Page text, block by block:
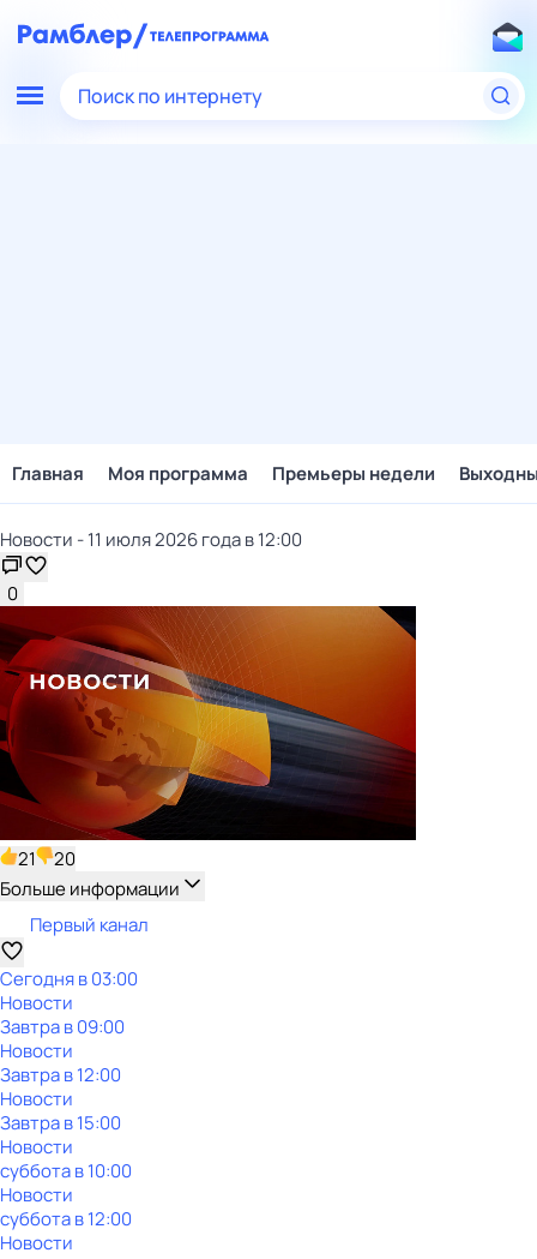
Поиск по интернету
Главная Моя программа Премьеры недели
Новости - 11 июля 2026 года в 12:00
0
21
20
Больше информации
Первый канал
Сегодня в 03:00
Новости
Завтра в 09:00
Новости
Завтра в 12:00
Новости
Завтра в 15:00
Новости
субботав10:00
Новости
субботав12:00
Новости